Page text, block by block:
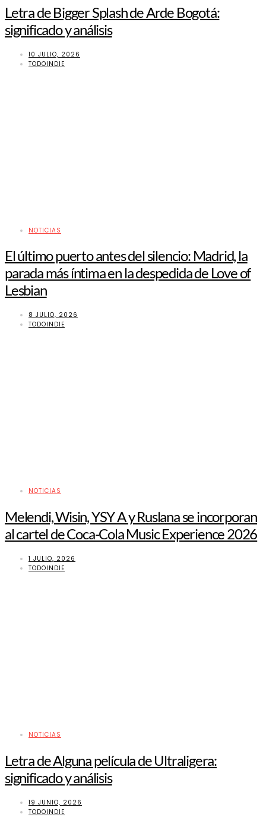
Letra de Bigger Splash de Arde Bogotá:
significado y análisis
10 JULIO, 2026
TODOINDIE
NOTICIAS
El último puerto antes del silencio: Madrid, la
parada más íntima en la despedida de Love of
Lesbian
8 JULIO, 2026
TODOINDIE
NOTICIAS
Melendi, Wisin, YSY A y Ruslana se incorporan
al cartel de Coca-Cola Music Experience 2026
1 JULIO, 2026
TODOINDIE
NOTICIAS
Letra de Alguna película de Ultraligera:
significado y análisis
19 JUNIO, 2026
TODOINDIE